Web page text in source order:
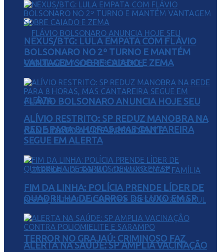
FLÁVIO BOLSONARO ANUNCIA HOJE SEU
CANDIDATO A VICE-PRESIDENTE
TERROR NO GRAJAÚ: CRIMINOSO FAZ
NEXUS/BTG: LULA EMPATA COM FLÁVIO
BOLSONARO NO 2º TURNO E MANTÉM
VANTAGEM SOBRE CAIADO E ZEMA
ALÍVIO RESTRITO: SP REDUZ MANOBRA NA
REDE PARA 8 HORAS, MAS CANTAREIRA
SEGUE EM ALERTA
FIM DA LINHA: POLÍCIA PRENDE LÍDER DE
QUADRILHA DE CARROS DE LUXO EM SP
ALERTA NA SAÚDE: SP AMPLIA VACINAÇÃO